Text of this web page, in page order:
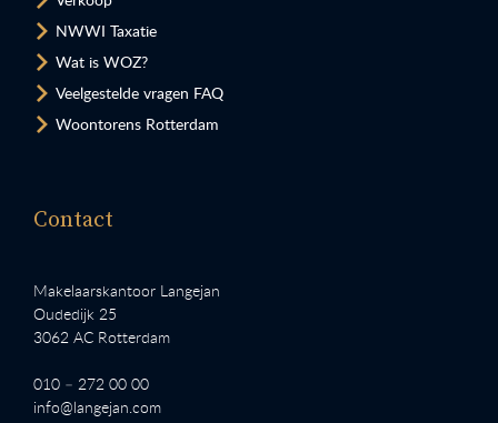
NWWI Taxatie
Wat is WOZ?
Veelgestelde vragen FAQ
Woontorens Rotterdam
Contact
Makelaarskantoor Langejan
Oudedijk 25
3062 AC Rotterdam
010 – 272 00 00
info@langejan.com